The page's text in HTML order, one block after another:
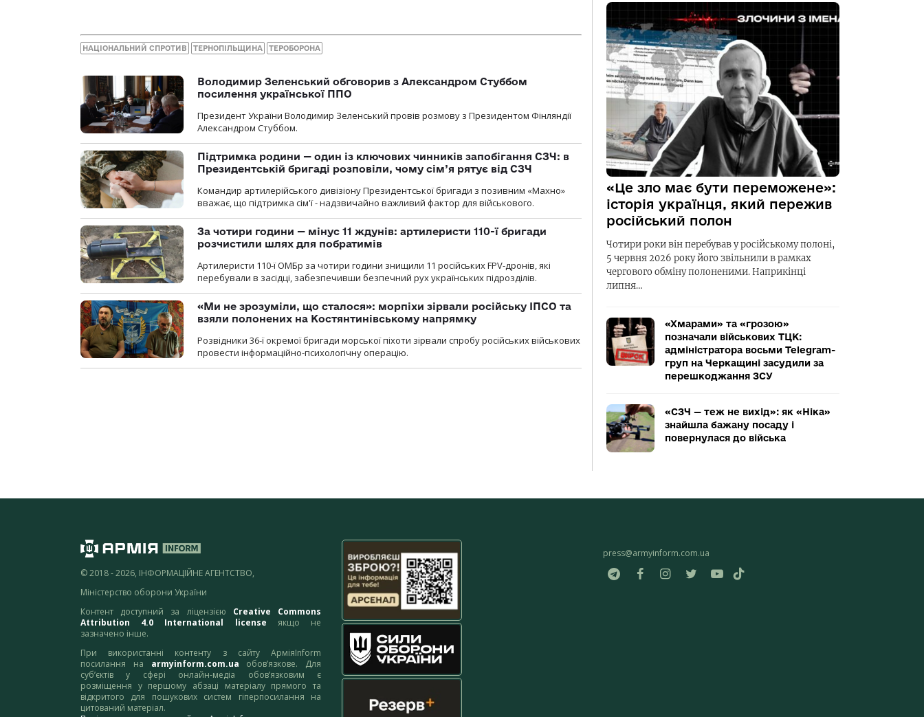
НАЦІОНАЛЬНИЙ СПРОТИВ ТЕРНОПІЛЬЩИНА ТЕРОБОРОНА
Володимир Зеленський обговорив з Александром Стуббом
посилення української ППО
Президент України Володимир Зеленський провів розмову з Президентом Фінляндії
Александром Стуббом.
Підтримка родини — один із ключових чинників запобігання СЗЧ: в
Президентській бригаді розповіли, чому сім’я рятує від СЗЧ
Командир артилерійського дивізіону Президентської бригади з позивним «Махно»
вважає, що підтримка сім'ї - надзвичайно важливий фактор для військового.
За чотири години — мінус 11 ждунів: артилеристи 110-ї бригади
розчистили шлях для побратимів
Артилеристи 110-ї ОМБр за чотири години знищили 11 російських FPV-дронів, які
перебували в засідці, забезпечивши безпечний рух українських підрозділів.
«Ми не зрозуміли, що сталося»: морпіхи зірвали російську ІПСО та
взяли полонених на Костянтинівському напрямку
Розвідники 36-ї окремої бригади морської піхоти зірвали спробу російських військових
провести інформаційно-психологічну операцію.
«Це зло має бути переможене»:
історія українця, який пережив
російський полон
Чотири роки він перебував у російському полоні,
5 червня 2026 року його звільнили в рамках
чергового обміну полоненими. Наприкінці
липня…
«Хмарами» та «грозою»
позначали військових ТЦК:
адміністратора восьми Telegram-
груп на Черкащині засудили за
перешкоджання ЗСУ
«СЗЧ — теж не вихід»: як «Ніка»
знайшла бажану посаду і
повернулася до війська
© 2018 - 2026, ІНФОРМАЦІЙНЕ АГЕНТСТВО,
Міністерство оборони України
Контент доступний за ліцензією Creative Commons
Attribution 4.0 International license якщо не
зазначено інше.
При використанні контенту з сайту АрміяInform
посилання на armyinform.com.ua обов’язкове. Для
суб’єктів у сфері онлайн-медіа обов’язковим є
розміщення у першому абзаці матеріалу прямого та
відкритого для пошукових систем гіперпосилання на
цитований матеріал.
press@armyinform.com.ua